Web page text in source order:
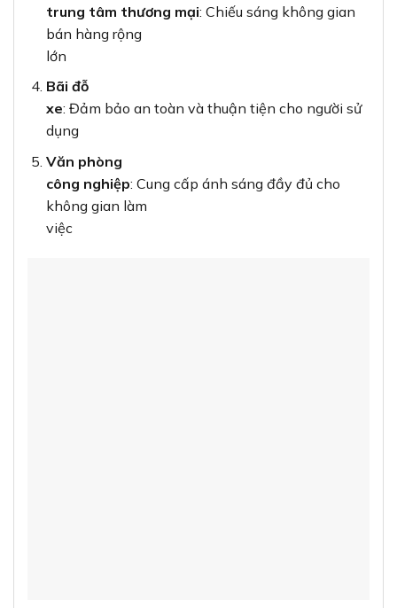
trung tâm thương mại: Chiếu sáng không gian
bán hàng rộng
lớn
Bãi đỗ
xe: Đảm bảo an toàn và thuận tiện cho người sử
dụng
Văn phòng
công nghiệp: Cung cấp ánh sáng đầy đủ cho
không gian làm
việc